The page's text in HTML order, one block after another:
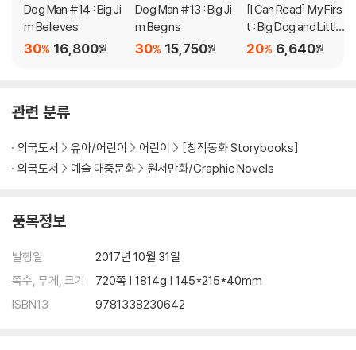
Dog Man #14 : Big Ji
m Believes
16,800원
30%
Dog Man #13 : Big Ji
m Begins
15,750원
30%
[I Can Read] My Firs
t : Big Dog and Little
Dog Going for a Wal
6,640원
20%
관련 분류
외국도서 유아/어린이 어린이
[창작동화 Storybooks]
외국도서
예술 대중문화 원서만화/Graphic Novels
품목정보
발행일
2017년 10월 31일
쪽수, 무게, 크기
720쪽 | 1814g | 145*215*40mm
ISBN13
9781338230642